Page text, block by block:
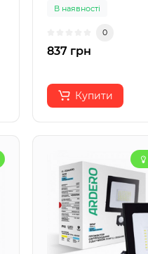
В наявності
0
837 грн
Купити